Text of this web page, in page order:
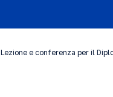
Lezione e conferenza per il